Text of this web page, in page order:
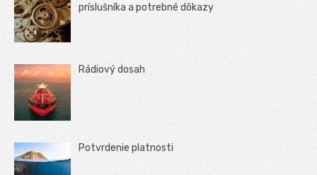
príslušníka a potrebné dôkazy
Rádiový dosah
Potvrdenie platnosti